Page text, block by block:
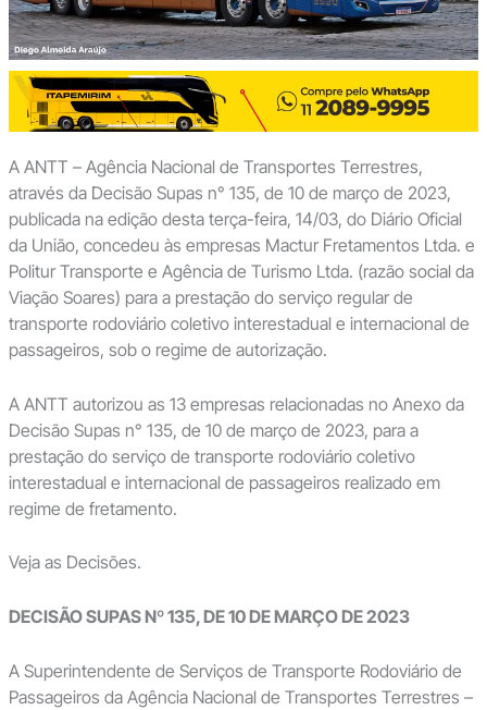
A ANTT – Agência Nacional de Transportes Terrestres,
através da Decisão Supas n° 135, de 10 de março de 2023,
publicada na edição desta terça-feira, 14/03, do Diário Oficial
da União, concedeu às empresas Mactur Fretamentos Ltda. e
Politur Transporte e Agência de Turismo Ltda. (razão social da
Viação Soares) para a prestação do serviço regular de
transporte rodoviário coletivo interestadual e internacional de
passageiros, sob o regime de autorização.
A ANTT autorizou as 13 empresas relacionadas no Anexo da
Decisão Supas n° 135, de 10 de março de 2023, para a
prestação do serviço de transporte rodoviário coletivo
interestadual e internacional de passageiros realizado em
regime de fretamento.
Veja as Decisões.
DECISÃO SUPAS Nº 135, DE 10 DE MARÇO DE 2023
A Superintendente de Serviços de Transporte Rodoviário de
Passageiros da Agência Nacional de Transportes Terrestres –